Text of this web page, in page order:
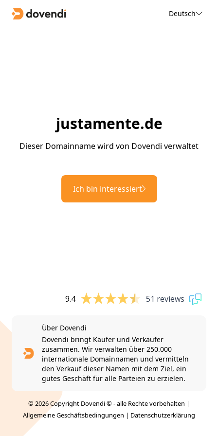
Deutsch
justamente.de
Dieser Domainname wird von Dovendi verwaltet
Ich bin interessiert
9.4 51 reviews
Über Dovendi
Dovendi bringt Käufer und Verkäufer
zusammen. Wir verwalten über 250.000
internationale Domainnamen und vermitteln
den Verkauf dieser Namen mit dem Ziel, ein
gutes Geschäft für alle Parteien zu erzielen.
© 2026 Copyright Dovendi © - alle Rechte vorbehalten |
Allgemeine Geschäftsbedingungen | Datenschutzerklärung